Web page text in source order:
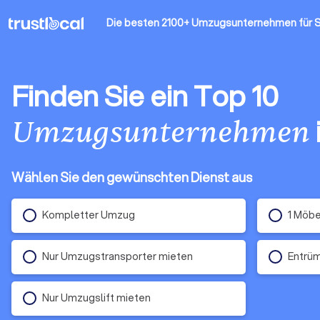
Die besten 2100+ Umzugsunternehmen für
Finden Sie ein Top 10
Umzugsunternehmen
Wählen Sie den gewünschten Dienst aus
Kompletter Umzug 1
Nur Umzugstransporter mieten
Nur Umzugslift mieten